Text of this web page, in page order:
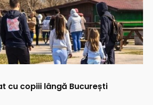
cu copiii lângă București